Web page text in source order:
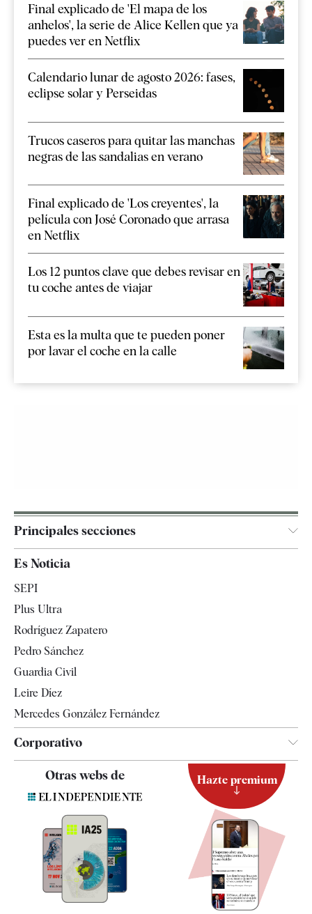
Final explicado de 'El mapa de los
anhelos', la serie de Alice Kellen que ya
puedes ver en Netflix
Calendario lunar de agosto 2026: fases,
eclipse solar y Perseidas
Trucos caseros para quitar las manchas
negras de las sandalias en verano
Final explicado de 'Los creyentes', la
película con José Coronado que arrasa
en Netflix
Los 12 puntos clave que debes revisar en
tu coche antes de viajar
Esta es la multa que te pueden poner
por lavar el coche en la calle
Principales secciones
España
Televisión
Es Noticia
SEPI
Plus Ultra
Rodríguez Zapatero
Pedro Sánchez
Guardia Civil
Leire Díez
Mercedes González Fernández
Corporativo
Contacto
Quiénes somos
Especificaciones
Otras webs de Hazte premium